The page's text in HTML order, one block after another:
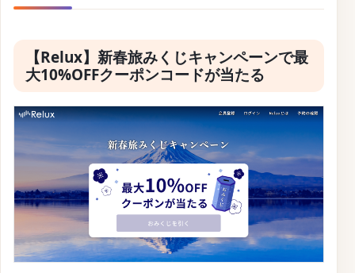
【Relux】新春旅みくじキャンペーンで最
大10%OFFクーポンコードが当たる